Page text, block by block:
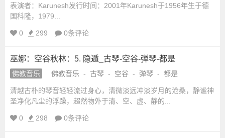
_
宗
融
合
网-
国
学
_
国
网
_
教
城
表演者：Karunesh发行时间：2001年Karunesh于1956年生于德
国科隆，1979...
0 299 0条评论
巫娜：空谷秋林：5. 隐遁_古琴-空谷-弹琴-都是
佛教音乐 佛教音乐 - 古琴 - 空谷 - 弹琴 - 都是
清越古朴的琴音轻轻流过身心，清微淡远冲淡岁月的沧桑，静谧神
圣净化凡尘的浮躁，超然物外于清、空、虚、静的...
0 298 0条评论